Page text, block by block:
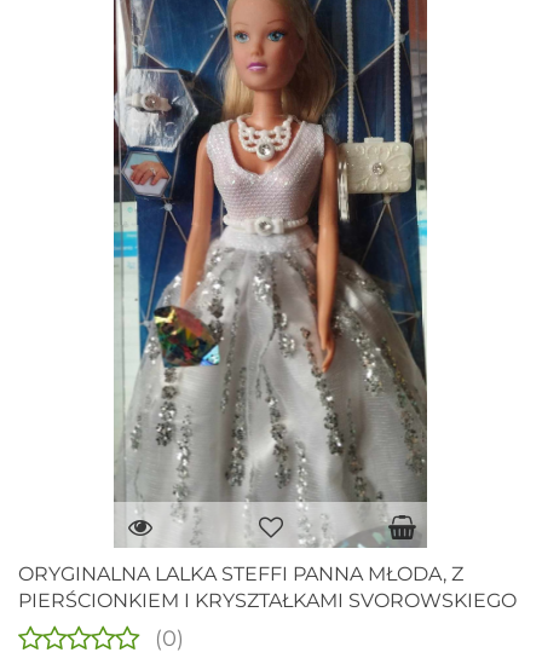
ORYGINALNA LALKA STEFFI PANNA MŁODA, Z
PIERŚCIONKIEM I KRYSZTAŁKAMI SVOROWSKIEGO
(0)